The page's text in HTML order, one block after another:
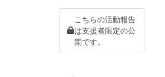
こちらの活動報告
は支援者限定の公
開です。